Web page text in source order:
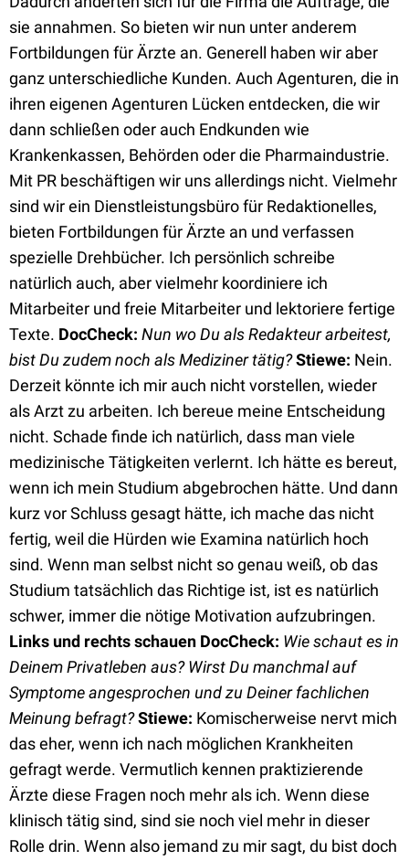
sie annahmen. So bieten wir nun unter anderem
Fortbildungen für Ärzte an. Generell haben wir aber
ganz unterschiedliche Kunden. Auch Agenturen, die in
ihren eigenen Agenturen Lücken entdecken, die wir
dann schließen oder auch Endkunden wie
Krankenkassen, Behörden oder die Pharmaindustrie.
Mit PR beschäftigen wir uns allerdings nicht. Vielmehr
sind wir ein Dienstleistungsbüro für Redaktionelles,
bieten Fortbildungen für Ärzte an und verfassen
spezielle Drehbücher. Ich persönlich schreibe
natürlich auch, aber vielmehr koordiniere ich
Mitarbeiter und freie Mitarbeiter und lektoriere fertige
Texte. DocCheck: Nun wo Du als Redakteur arbeitest,
bist Du zudem noch als Mediziner tätig?Stiewe: Nein.
Derzeit könnte ich mir auch nicht vorstellen, wieder
als Arzt zu arbeiten. Ich bereue meine Entscheidung
nicht. Schade finde ich natürlich, dass man viele
medizinische Tätigkeiten verlernt. Ich hätte es bereut,
wenn ich mein Studium abgebrochen hätte. Und dann
kurz vor Schluss gesagt hätte, ich mache das nicht
fertig, weil die Hürden wie Examina natürlich hoch
sind. Wenn man selbst nicht so genau weiß, ob das
Studium tatsächlich das Richtige ist, ist es natürlich
schwer, immer die nötige Motivation aufzubringen.
Links und rechts schauen DocCheck: Wie schaut es in
Deinem Privatleben aus? Wirst Du manchmal auf
Symptome angesprochen und zu Deiner fachlichen
Meinung befragt?Stiewe: Komischerweise nervt mich
das eher, wenn ich nach möglichen Krankheiten
gefragt werde. Vermutlich kennen praktizierende
Ärzte diese Fragen noch mehr als ich. Wenn diese
klinisch tätig sind, sind sie noch viel mehr in dieser
Rolle drin. Wenn also jemand zu mir sagt, du bist doch